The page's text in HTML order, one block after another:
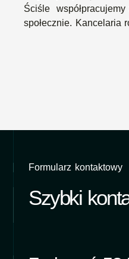
Ściśle
społecznie. Kancelaria
Formularz kontaktowy
Szybki